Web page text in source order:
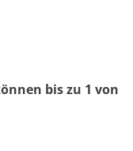
bis zu 1 von